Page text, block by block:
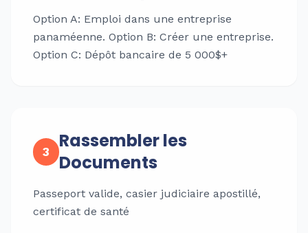
Option A: Emploi dans une entreprise
panaméenne. Option B: Créer une entreprise.
Option C: Dépôt bancaire de 5 000$+
3
Rassembler les
Documents
Passeport valide, casier judiciaire apostillé,
certificat de santé